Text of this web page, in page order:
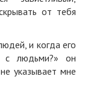
от тебя
и когда его
с людьми?» он
указывает мне